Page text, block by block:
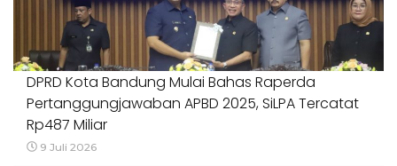
DPRD Kota Bandung Mulai Bahas Raperda
Pertanggungjawaban APBD 2025, SiLPA Tercatat
Rp487 Miliar
9 Juli 2026